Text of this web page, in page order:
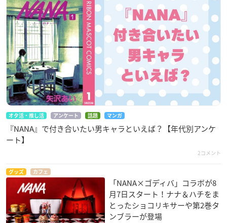
オタ活・推し活 アンケート 話題 マンガ
『NANA』で付き合いたい男キャラといえば？【年代別アンケ
ート】
2コメント
グッズ カフェ
「NANA×ゴディバ」コラボが8
月7日スタート！ナナ＆ハチをま
とったショコリキサーや第2巻タ
ンブラーが登場